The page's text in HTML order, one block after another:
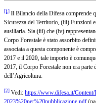
[1] Il Bilancio della Difesa comprende
Sicurezza del Territorio, (iii) Funzioni
ausiliaria. Sia (iii) che (iv)
Corpo Forestale è stato assorbito
associata a questa componente è
2017 e il 2020, tale importo è
2017, il Corpo Forestale non era
dell’Agricoltura.
[2] Vedi: https://www.difesa.it/
2023%20per%20pubblicazione.pdf